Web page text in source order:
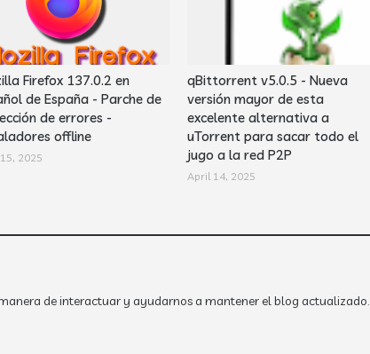
Firefox 137.0.2 en
de España - Parche de
de errores -
offline
2025
qBittorrent v5.0.5 - Nueva
versión mayor de esta
excelente alternativa a
uTorrent para sacar todo el
jugo a la red P2P
April 14, 2025
de interactuar y ayudarnos a mantener el blog actualizado.